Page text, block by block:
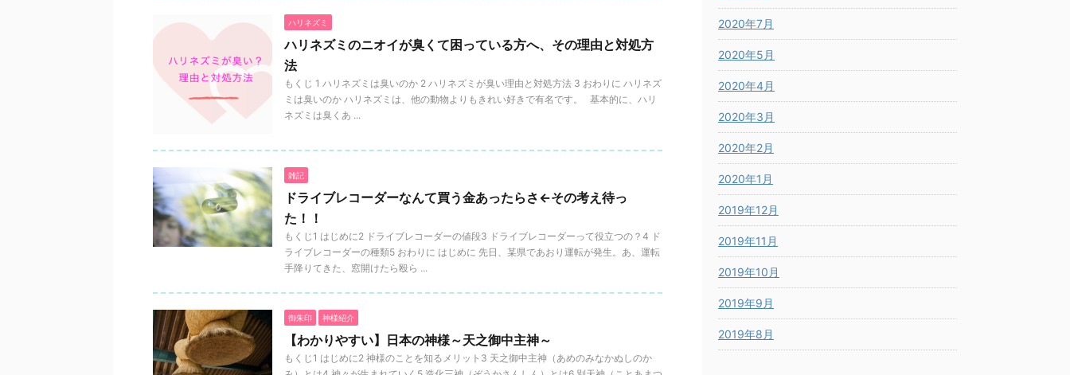
ハリネズミ
ハリネズミのニオイが臭くて困っている方へ、その理由と対処方
法
もくじ 1 ハリネズミは臭いのか 2 ハリネズミが臭い理由と対処方法 3 おわりに ハリネズ
ミは臭いのか ハリネズミは、他の動物よりもきれい好きで有名です。 基本的に、ハリ
ネズミは臭くあ ...
雑記
ドライブレコーダーなんて買う金あったらさ←その考え待っ
た！！
もくじ1 はじめに2 ドライブレコーダーの値段3 ドライブレコーダーって役立つの？4 ド
ライブレコーダーの種類5 おわりに はじめに 先日、某県であおり運転が発生。あ、運転
手降りてきた、窓開けたら殴ら ...
御朱印 神様紹介
【わかりやすい】日本の神様～天之御中主神～
もくじ1 はじめに2 神様のことを知るメリット3 天之御中主神（あめのみなかぬしのか
2020年7月
2020年5月
2020年4月
2020年3月
2020年2月
2020年1月
2019年12月
2019年11月
2019年10月
2019年9月
2019年8月